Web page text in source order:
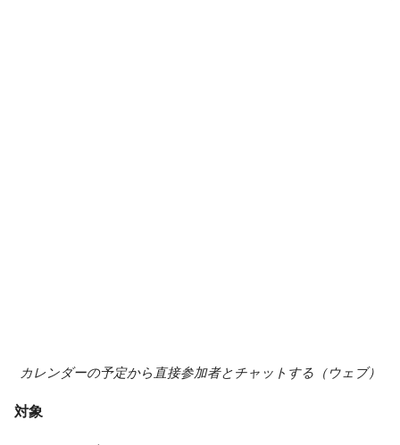
カレンダーの予定から直接参加者とチャットする（ウェブ）
対象